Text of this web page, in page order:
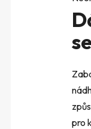
je
z
5
pro